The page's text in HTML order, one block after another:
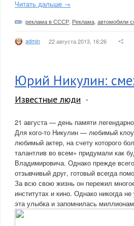
Читать дальше →
реклама в СССР, Реклама, автомобили
admin 22 августа 2013, 16:26
Юрий Никулин:
Известные люди
21 августа — день памяти
Для кого-то Никулин — любимый
любимый актер, на счету которого
талантлив во всем» придумали как
Владимировича. Однако прежде
отзывчивый друг, готовый всегда
За всю свою жизнь он пережил
институтах и кино. Однако никогда
эта улыбка и запомнилась